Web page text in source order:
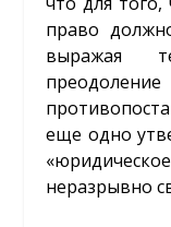
право
выражая
еще одно
неразрывно